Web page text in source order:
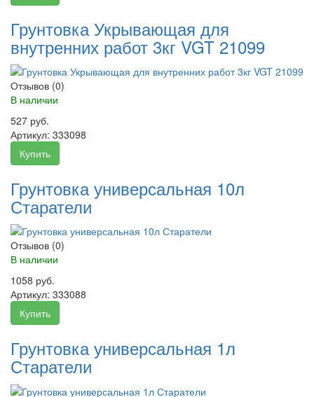
Грунтовка Укрывающая для
внутренних работ 3кг VGT 21099
Отзывов (0)
В наличии
527 руб.
Артикул: 333098
Купить
Грунтовка универсальная 10л
Старатели
Отзывов (0)
В наличии
1058 руб.
Артикул: 333088
Купить
Грунтовка универсальная 1л
Старатели